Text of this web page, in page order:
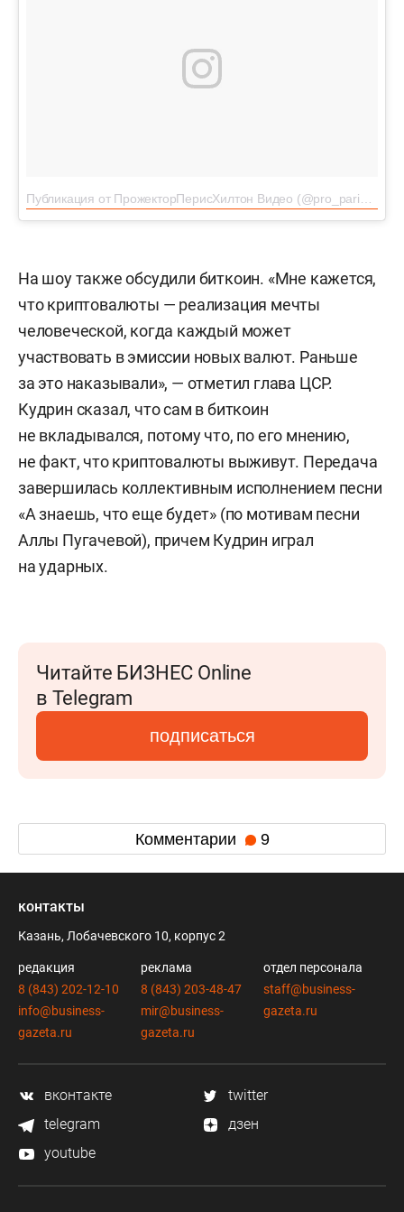
На шоу также обсудили биткоин. «Мне кажется,
что криптовалюты — реализация мечты
человеческой, когда каждый может
участвовать в эмиссии новых валют. Раньше
за это наказывали», — отметил глава ЦСР.
Кудрин сказал, что сам в биткоин
не вкладывался, потому что, по его мнению,
не факт, что криптовалюты выживут. Передача
завершилась коллективным исполнением песни
«А знаешь, что еще будет» (по мотивам песни
Аллы Пугачевой), причем Кудрин играл
на ударных.
Читайте БИЗНЕС Online
в Telegram
подписаться
Комментарии 9
контакты
Казань, Лобачевского 10, корпус 2
редакция
8 (843) 202-12-10
info@business-
gazeta.ru
реклама
8 (843) 203-48-47
mir@business-
gazeta.ru
отдел персонала
staff@business-
gazeta.ru
вконтакте
twitter
telegram
дзен
youtube